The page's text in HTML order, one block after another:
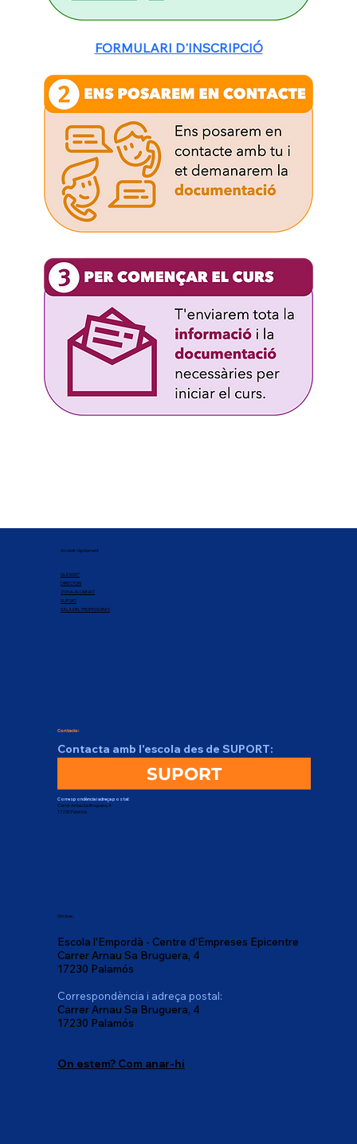
FORMULARI D'INSCRIPCIÓ
Accedir ràpidament
QUI SOM?
DIRECTORI
ZONA ALUMNAT
SUPORT
SALA DEL PROFESSORAT
Contacte:
Contacta amb l'escola des de SUPORT:
SUPORT
Correspondència i adreça postal:
Carrer Arnau Sa Bruguera, 4
17230 Palamós
Oficines:
Escola l'Empordà - Centre d'Empreses Epicentre
Carrer Arnau Sa Bruguera, 4
17230 Palamós
Correspondència i adreça postal:
Carrer Arnau Sa Bruguera, 4
17230 Palamós
On estem? Com anar-hi